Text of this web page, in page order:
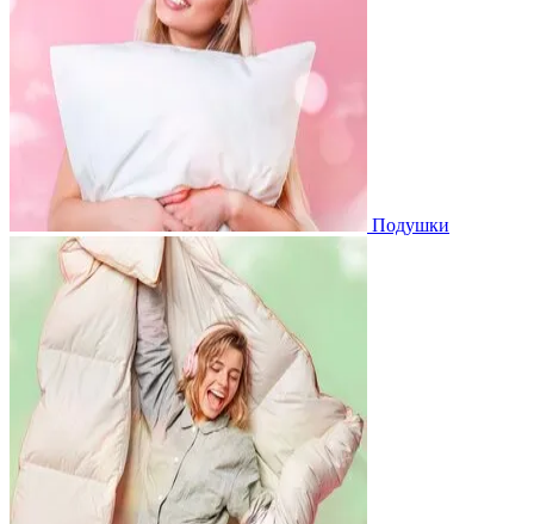
Подушки